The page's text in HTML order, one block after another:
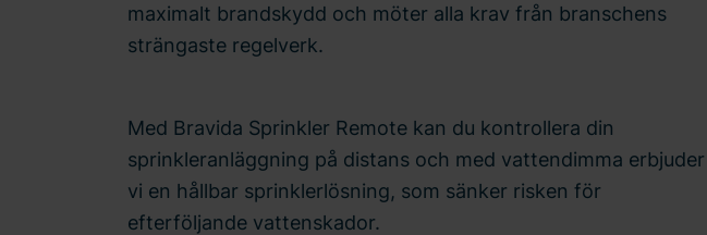
maximalt brandskydd och möter alla krav från branschens
strängaste regelverk.
Med Bravida Sprinkler Remote kan du kontrollera din
sprinkleranläggning på distans och med vattendimma erbjuder
vi en hållbar sprinklerlösning, som sänker risken för
efterföljande vattenskador.